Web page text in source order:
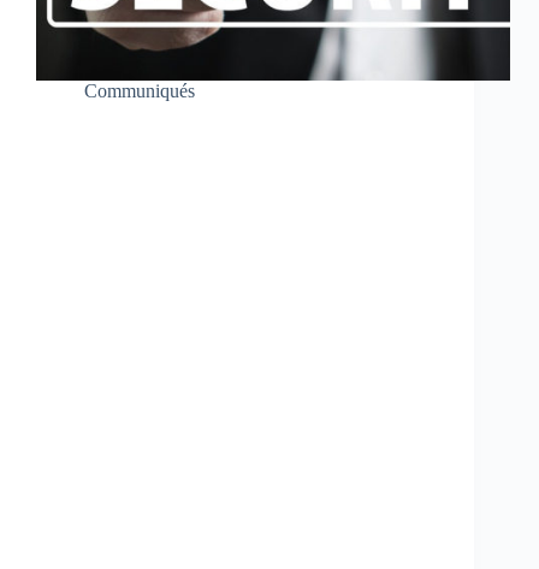
Communiqués